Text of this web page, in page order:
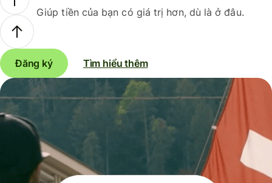
Giúp tiền của bạn có giá trị hơn, dù là ở đâu.
Đăng ký Tìm hiểu thêm